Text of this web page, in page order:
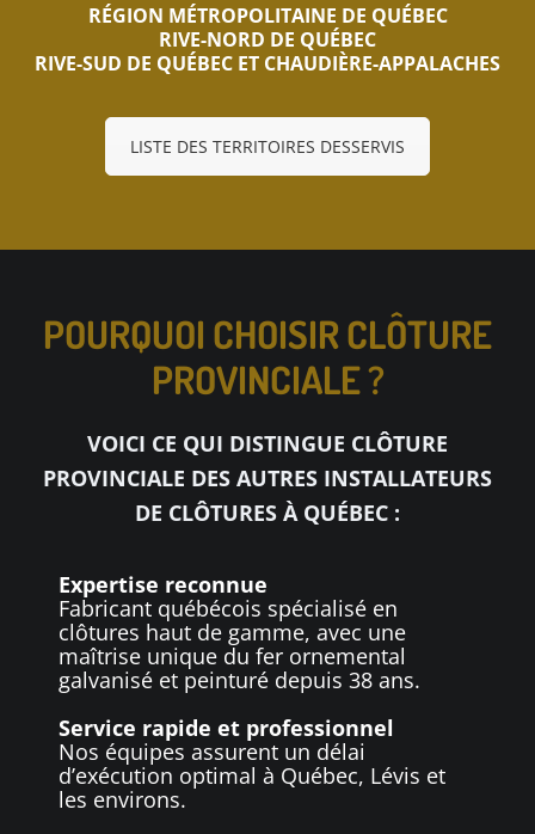
RÉGION MÉTROPOLITAINE DE QUÉBEC
RIVE-NORD DE QUÉBEC
RIVE-SUD DE QUÉBEC ET CHAUDIÈRE-APPALACHES
LISTE DES TERRITOIRES DESSERVIS
POURQUOI CHOISIR CLÔTURE
PROVINCIALE ?
VOICI CE QUI DISTINGUE CLÔTURE
PROVINCIALE DES AUTRES INSTALLATEURS
DE CLÔTURES À QUÉBEC :
Expertise reconnue
Fabricant québécois spécialisé en
clôtures haut de gamme, avec une
maîtrise unique du fer ornemental
galvanisé et peinturé depuis 38 ans.
Service rapide et professionnel
Nos équipes assurent un délai
d’exécution optimal à Québec, Lévis et
les environs.